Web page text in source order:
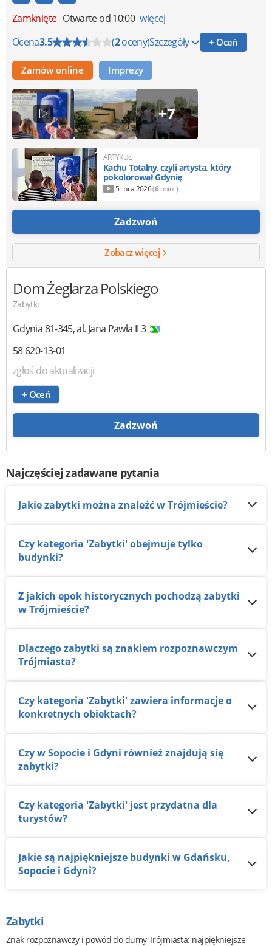
Zamknięte Otwarte od 10:00 więcej
Ocena3.5 (2oceny)Szczegóły + Oceń
Zamów online Imprezy
+7
ARTYKUŁ
Kachu Totalny, czyli artysta, który
pokolorował Gdynię
5 lipca 2026(6opinii)
Zadzwoń
Zobacz więcej
Dom Żeglarza Polskiego
Zabytki
Gdynia81-345,al. Jana Pawła II 3
58 620-13-01
zgłoś do aktualizacji
+ Oceń
Zadzwoń
Najczęściej zadawane pytania
Jakie zabytki można znaleźć w Trójmieście?
Czy kategoria 'Zabytki' obejmuje tylko
budynki?
Z jakich epok historycznych pochodzą zabytki
w Trójmieście?
Dlaczego zabytki są znakiem rozpoznawczym
Trójmiasta?
Czy kategoria 'Zabytki' zawiera informacje o
konkretnych obiektach?
Czy w Sopocie i Gdyni również znajdują się
zabytki?
Czy kategoria 'Zabytki' jest przydatna dla
turystów?
Jakie są najpiękniejsze budynki w Gdańsku,
Sopocie i Gdyni?
Zabytki
Znak rozpoznawczy i powód do dumy Trójmiasta: najpiękniejsze